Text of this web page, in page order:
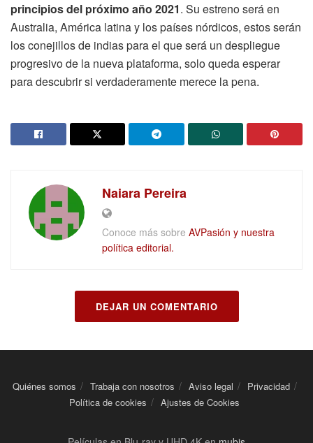
principios del próximo año 2021. Su estreno será en
Australia, América latina y los países nórdicos, estos serán
los conejillos de indias para el que será un despliegue
progresivo de la nueva plataforma, solo queda esperar
para descubrir si verdaderamente merece la pena.
Naiara Pereira
Conoce más sobre AVPasión y nuestra
política editorial.
DEJAR UN COMENTARIO
Quiénes somos Trabaja con nosotros Aviso legal
Privacidad
Política de cookies
Ajustes de Cookies